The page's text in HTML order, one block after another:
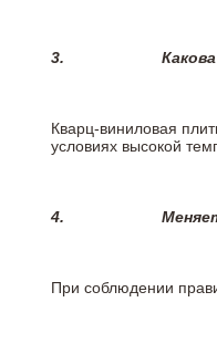
3.
Кварц-виниловая
условиях высокой
4.
При соблюдении